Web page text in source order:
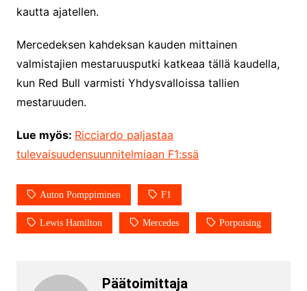
kautta ajatellen.
Mercedeksen kahdeksan kauden mittainen
valmistajien mestaruusputki katkeaa tällä kaudella,
kun Red Bull varmisti Yhdysvalloissa tallien
mestaruuden.
Lue myös: Ricciardo paljastaa
tulevaisuudensuunnitelmiaan F1:ssä
Auton Pomppiminen F1
Lewis Hamilton Mercedes Porpoising
Päätoimittaja